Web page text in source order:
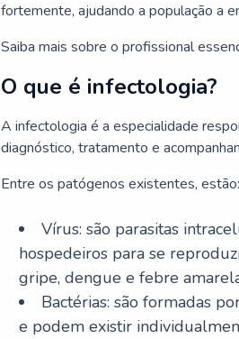
fortemente, ajudando a população a
Saiba mais sobre o profissional
O que é infectologia?
A infectologia é a especialidade
diagnóstico, tratamento e
Entre os patógenos existentes, estão:
Vírus: são parasitas
hospedeiros para se
gripe, dengue e febre
Bactérias: são formadas
e podem existir